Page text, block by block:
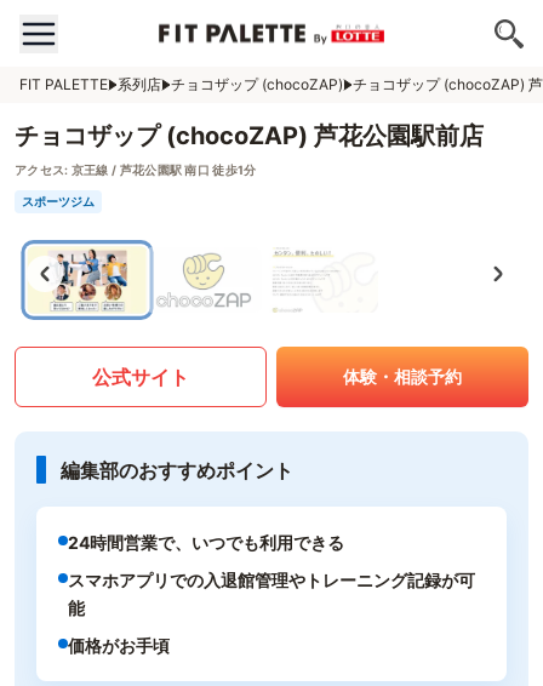
FIT PALETTE 系列店 チョコザップ (chocoZAP) チョコザップ (chocoZAP)
チョコザップ (chocoZAP) 芦花公園駅前店
アクセス: 京王線 / 芦花公園駅 南口 徒歩1分
スポーツジム
公式サイト 体験・相談予約
編集部のおすすめポイント
24時間営業で、いつでも利用できる
スマホアプリでの入退館管理やトレーニング記録が可
能
価格がお手頃